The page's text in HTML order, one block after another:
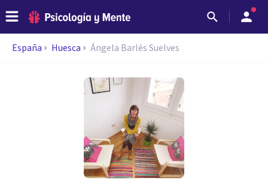
España Huesca Ángela Barlés Suelves